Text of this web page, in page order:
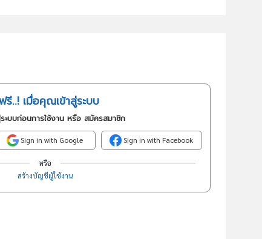
รี..! เมื่อคุณเข้าสู่ระบบ
ะบบก่อนการใช้งาน หรือ สมัครสมาชิก
Sign in with Google Sign in with Facebook
หรือ
สร้างบัญชีผู้ใช้งาน